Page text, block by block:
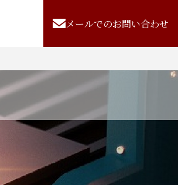
メールでのお問い合わせ